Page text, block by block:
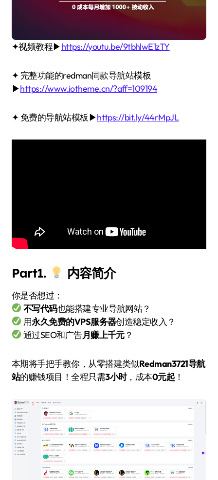
✦视频教程▶https://youtu.be/9tbhlwE1zTY
✦ 完整功能的redman同款导航站模板
▶https://www.iotheme.cn/?aff=109194
✦ 免费的导航站模板▶https://bit.ly/44rMpJL
Part1. 内容简介
你是否想过：
不写代码也能搭建专业导航网站？
用永久免费的VPS服务器创造稳定收入？
通过SEO和广告月赚上千元？
本期将手把手教你，从零搭建类似Redman3721导航
站的赚钱项目！全程只需3小时，成本0元起 ！